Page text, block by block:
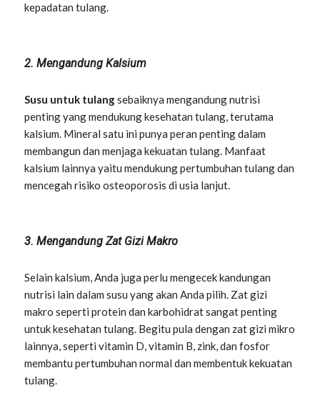
kepadatan tulang.
2. Mengandung Kalsium
Susu untuk tulangsebaiknya mengandung nutrisi
penting yang mendukung kesehatan tulang, terutama
kalsium. Mineral satu ini punya peran penting dalam
membangun dan menjaga kekuatan tulang. Manfaat
kalsium lainnya yaitu mendukung pertumbuhan tulang dan
mencegah risiko osteoporosis di usia lanjut.
3. Mengandung Zat Gizi Makro
Selain kalsium, Anda juga perlu mengecek kandungan
nutrisi lain dalam susu yang akan Anda pilih. Zat gizi
makro seperti protein dan karbohidrat sangat penting
untuk kesehatan tulang. Begitu pula dengan zat gizi mikro
lainnya, seperti vitamin D, vitamin B, zink, dan fosfor
membantu pertumbuhan normal dan membentuk kekuatan
tulang.